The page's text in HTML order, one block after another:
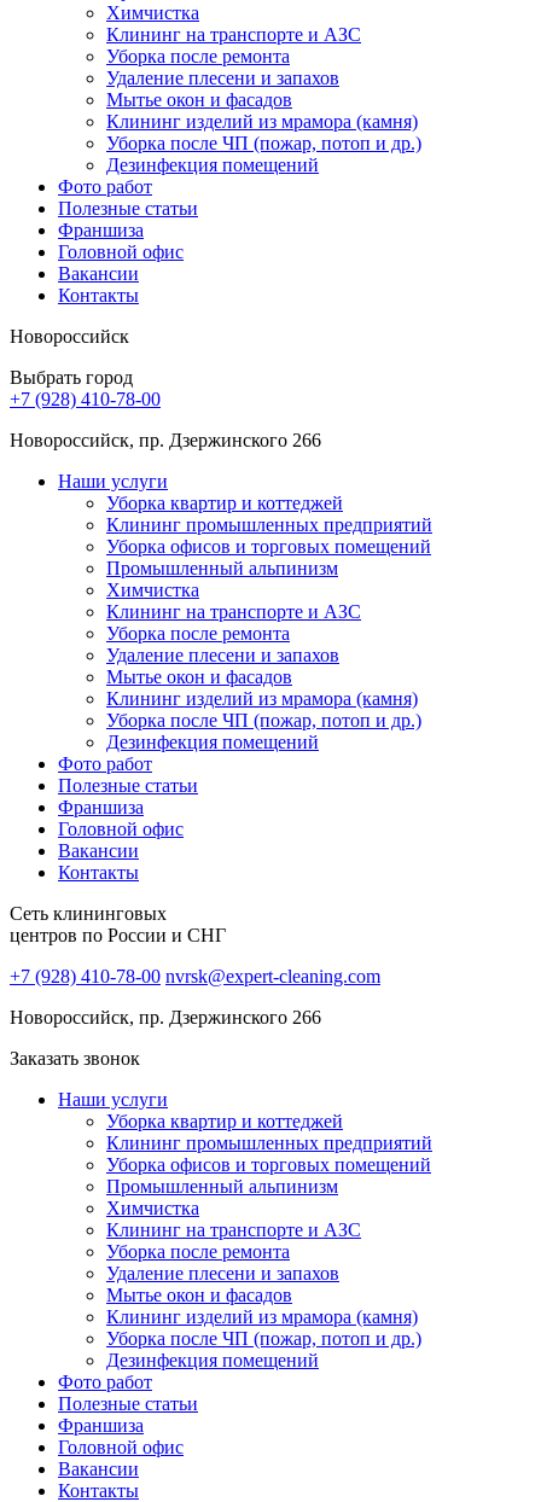
Химчистка
Клининг на транспорте и АЗС
Уборка после ремонта
Удаление плесени и запахов
Мытье окон и фасадов
Клининг изделий из мрамора (камня)
Уборка после ЧП (пожар, потоп и др.)
Дезинфекция помещений
Фото работ
Полезные статьи
Франшиза
Головной офис
Вакансии
Контакты
Новороссийск
Выбрать город
+7 (928) 410-78-00
Новороссийск, пр. Дзержинского 266
Наши услуги
Уборка квартир и коттеджей
Клининг промышленных предприятий
Уборка офисов и торговых помещений
Промышленный альпинизм
Химчистка
Клининг на транспорте и АЗС
Уборка после ремонта
Удаление плесени и запахов
Мытье окон и фасадов
Клининг изделий из мрамора (камня)
Уборка после ЧП (пожар, потоп и др.)
Дезинфекция помещений
Фото работ
Полезные статьи
Франшиза
Головной офис
Вакансии
Контакты
Сеть клининговых
центров по России и СНГ
+7 (928) 410-78-00 nvrsk@expert-cleaning.com
Новороссийск, пр. Дзержинского 266
Заказать звонок
Наши услуги
Уборка квартир и коттеджей
Клининг промышленных предприятий
Уборка офисов и торговых помещений
Промышленный альпинизм
Химчистка
Клининг на транспорте и АЗС
Уборка после ремонта
Удаление плесени и запахов
Мытье окон и фасадов
Клининг изделий из мрамора (камня)
Уборка после ЧП (пожар, потоп и др.)
Дезинфекция помещений
Фото работ
Полезные статьи
Франшиза
Головной офис
Вакансии
Контакты